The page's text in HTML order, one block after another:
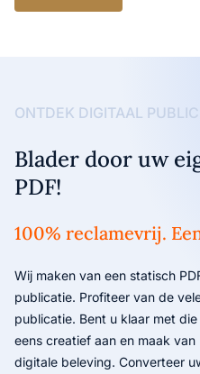
ONTDEK DIGITAAL
Blader door uw
PDF!
100% reclamevrij.
Wij maken van een statisch
publicatie. Profiteer van de
publicatie. Bent u klaar met
eens creatief aan en maak
digitale beleving. Converteer